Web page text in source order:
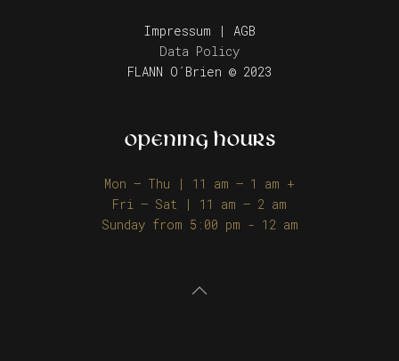
Impressum | AGB
Data Policy
FLANN O´Brien © 2023
OPENING HOURS
Mon – Thu | 11 am – 1 am +
Fri – Sat | 11 am – 2 am
Sunday from 5:00 pm - 12 am